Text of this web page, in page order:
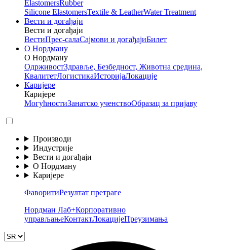
ElastomersRubber
Silicone ElastomersTextile & LeatherWater Treatment
Вести и догађаји
Вести и догађаји
ВестиПрес-салаСајмови и догађајиБилет
О Нордману
О Нордману
ОдрживостЗдравље, Безбедност, Животна средина,
КвалитетЛогистикаИсторијаЛокације
Каријере
Каријере
МогућностиЗанатско ученствоОбразац за пријаву
Производи
Индустрије
Вести и догађаји
О Нордману
Каријере
ФаворитиРезултат претраге
Нордман Лаб+Корпоративно
управљањеКонтактЛокацијеПреузимања